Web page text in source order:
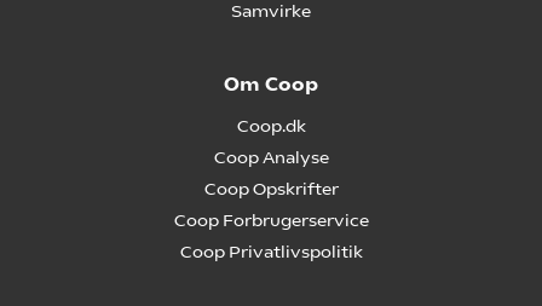
Samvirke
Om Coop
Coop.dk
Coop Analyse
Coop Opskrifter
Coop Forbrugerservice
Coop Privatlivspolitik